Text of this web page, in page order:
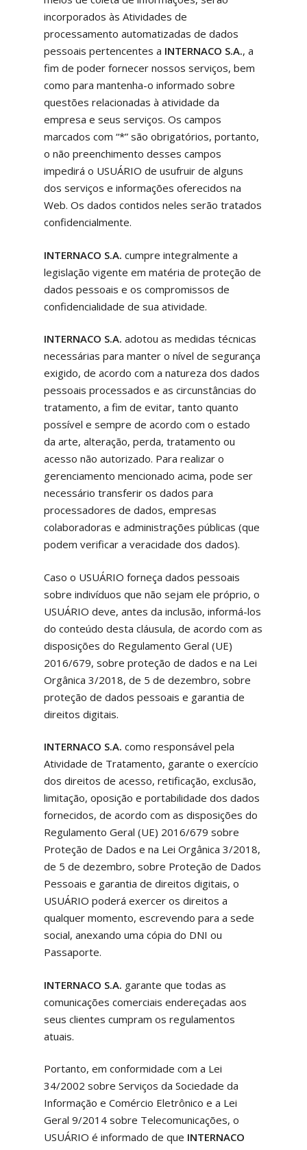
incorporados às Atividades de
processamento automatizadas de dados
pessoais pertencentes a INTERNACO S.A., a
fim de poder fornecer nossos serviços, bem
como para mantenha-o informado sobre
questões relacionadas à atividade da
empresa e seus serviços. Os campos
marcados com “*” são obrigatórios, portanto,
o não preenchimento desses campos
impedirá o USUÁRIO de usufruir de alguns
dos serviços e informações oferecidos na
Web. Os dados contidos neles serão tratados
confidencialmente.
INTERNACO S.A.cumpre integralmente a
legislação vigente em matéria de proteção de
dados pessoais e os compromissos de
confidencialidade de sua atividade.
INTERNACO S.A.adotou as medidas técnicas
necessárias para manter o nível de segurança
exigido, de acordo com a natureza dos dados
pessoais processados e as circunstâncias do
tratamento, a fim de evitar, tanto quanto
possível e sempre de acordo com o estado
da arte, alteração, perda, tratamento ou
acesso não autorizado. Para realizar o
gerenciamento mencionado acima, pode ser
necessário transferir os dados para
processadores de dados, empresas
colaboradoras e administrações públicas (que
podem verificar a veracidade dos dados).
Caso o USUÁRIO forneça dados pessoais
sobre indivíduos que não sejam ele próprio, o
USUÁRIO deve, antes da inclusão, informá-los
do conteúdo desta cláusula, de acordo com as
disposições do Regulamento Geral (UE)
2016/679, sobre proteção de dados e na Lei
Orgânica 3/2018, de 5 de dezembro, sobre
proteção de dados pessoais e garantia de
direitos digitais.
INTERNACO S.A.como responsável pela
Atividade de Tratamento, garante o exercício
dos direitos de acesso, retificação, exclusão,
limitação, oposição e portabilidade dos dados
fornecidos, de acordo com as disposições do
Regulamento Geral (UE) 2016/679 sobre
Proteção de Dados e na Lei Orgânica 3/2018,
de 5 de dezembro, sobre Proteção de Dados
Pessoais e garantia de direitos digitais, o
USUÁRIO poderá exercer os direitos a
qualquer momento, escrevendo para a sede
social, anexando uma cópia do DNI ou
Passaporte.
INTERNACO S.A. garante que todas as
comunicações comerciais endereçadas aos
seus clientes cumpram os regulamentos
atuais.
Portanto, em conformidade com a Lei
34/2002 sobre Serviços da Sociedade da
Informação e Comércio Eletrônico e a Lei
Geral 9/2014 sobre Telecomunicações, o
USUÁRIO é informado de que INTERNACO